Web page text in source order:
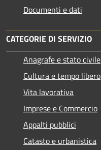
Documenti e dati
CATEGORIE DI SERVIZIO
Anagrafe e stato civile
Cultura e tempo libero
Vita lavorativa
Imprese e Commercio
Appalti pubblici
Catasto e urbanistica